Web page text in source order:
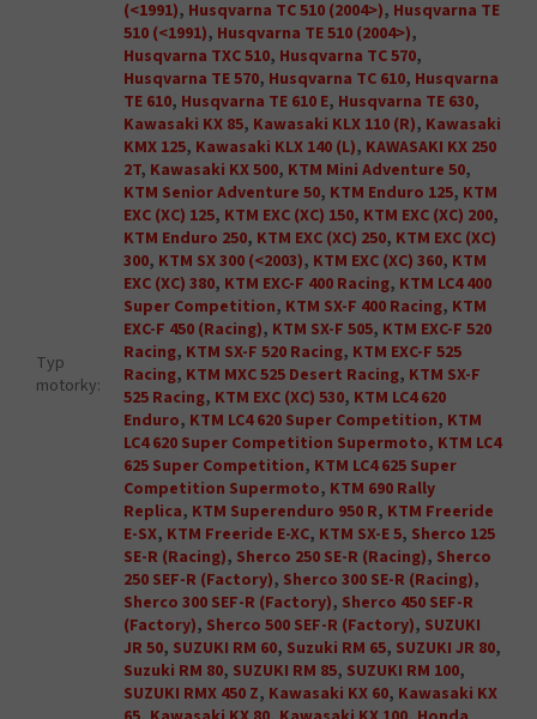
Typ
motorky:
(<1991), Husqvarna TC 510 (2004>), Husqvarna TE
510 (<1991), Husqvarna TE 510 (2004>),
Husqvarna TXC 510, Husqvarna TC 570,
Husqvarna TE 570, Husqvarna TC 610, Husqvarna
TE 610, Husqvarna TE 610 E, Husqvarna TE 630,
Kawasaki KX 85, Kawasaki KLX 110 (R), Kawasaki
KMX 125, Kawasaki KLX 140 (L), KAWASAKI KX 250
2T, Kawasaki KX 500, KTM Mini Adventure 50,
KTM Senior Adventure 50, KTM Enduro 125, KTM
EXC (XC) 125, KTM EXC (XC) 150, KTM EXC (XC) 200,
KTM Enduro 250, KTM EXC (XC) 250, KTM EXC (XC)
300, KTM SX 300 (<2003), KTM EXC (XC) 360, KTM
EXC (XC) 380, KTM EXC-F 400 Racing, KTM LC4 400
Super Competition, KTM SX-F 400 Racing, KTM
EXC-F 450 (Racing), KTM SX-F 505, KTM EXC-F 520
Racing, KTM SX-F 520 Racing, KTM EXC-F 525
Racing, KTM MXC 525 Desert Racing, KTM SX-F
525 Racing, KTM EXC (XC) 530, KTM LC4 620
Enduro, KTM LC4 620 Super Competition, KTM
LC4 620 Super Competition Supermoto, KTM LC4
625 Super Competition, KTM LC4 625 Super
Competition Supermoto, KTM 690 Rally
Replica, KTM Superenduro 950 R, KTM Freeride
E-SX, KTM Freeride E-XC, KTM SX-E 5, Sherco 125
SE-R (Racing), Sherco 250 SE-R (Racing), Sherco
250 SEF-R (Factory), Sherco 300 SE-R (Racing),
Sherco 300 SEF-R (Factory), Sherco 450 SEF-R
(Factory), Sherco 500 SEF-R (Factory), SUZUKI
JR 50, SUZUKI RM 60, Suzuki RM 65, SUZUKI JR 80,
Suzuki RM 80, SUZUKI RM 85, SUZUKI RM 100,
SUZUKI RMX 450 Z, Kawasaki KX 60, Kawasaki KX